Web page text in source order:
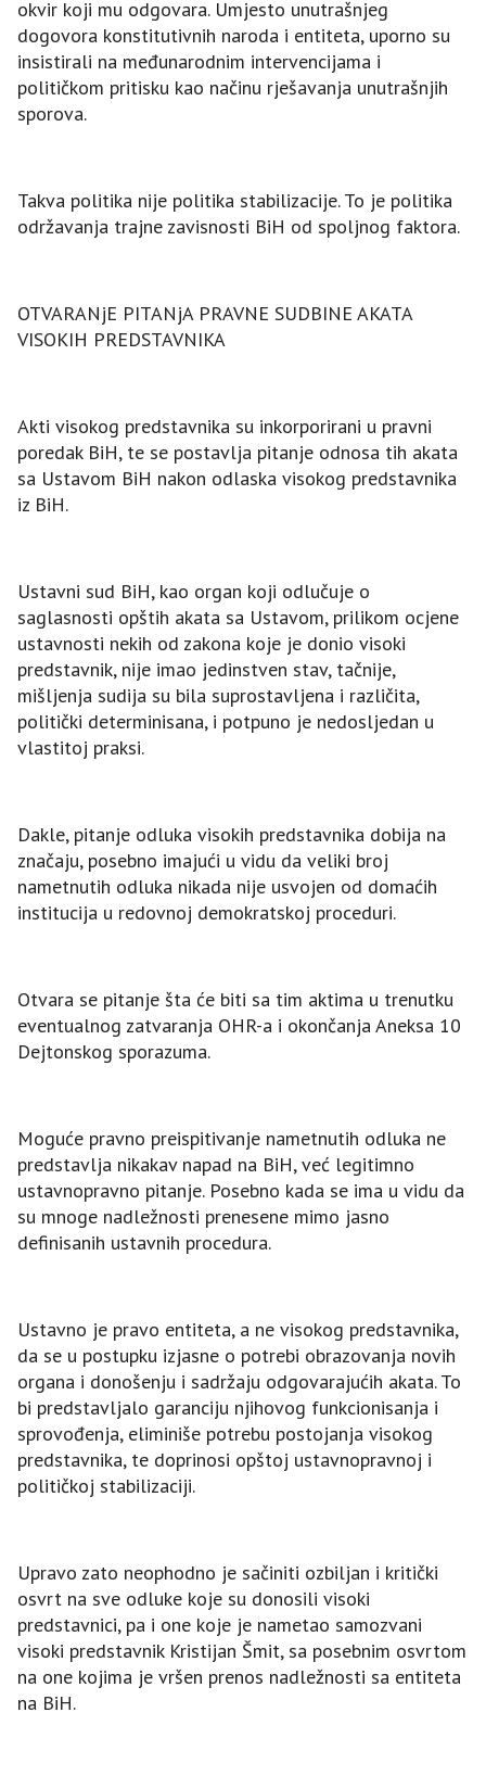
okvir koji mu odgovara. Umjesto unutrašnjeg
dogovora konstitutivnih naroda i entiteta, uporno su
insistirali na međunarodnim intervencijama i
političkom pritisku kao načinu rješavanja unutrašnjih
sporova.
Takva politika nije politika stabilizacije. To je politika
održavanja trajne zavisnosti BiH od spoljnog faktora.
OTVARANjE PITANjA PRAVNE SUDBINE AKATA
VISOKIH PREDSTAVNIKA
Akti visokog predstavnika su inkorporirani u pravni
poredak BiH, te se postavlja pitanje odnosa tih akata
sa Ustavom BiH nakon odlaska visokog predstavnika
iz BiH.
Ustavni sud BiH, kao organ koji odlučuje o
saglasnosti opštih akata sa Ustavom, prilikom ocjene
ustavnosti nekih od zakona koje je donio visoki
predstavnik, nije imao jedinstven stav, tačnije,
mišljenja sudija su bila suprostavljena i različita,
politički determinisana, i potpuno je nedosljedan u
vlastitoj praksi.
Dakle, pitanje odluka visokih predstavnika dobija na
značaju, posebno imajući u vidu da veliki broj
nametnutih odluka nikada nije usvojen od domaćih
institucija u redovnoj demokratskoj proceduri.
Otvara se pitanje šta će biti sa tim aktima u trenutku
eventualnog zatvaranja OHR-a i okončanja Aneksa 10
Dejtonskog sporazuma.
Moguće pravno preispitivanje nametnutih odluka ne
predstavlja nikakav napad na BiH, već legitimno
ustavnopravno pitanje. Posebno kada se ima u vidu da
su mnoge nadležnosti prenesene mimo jasno
definisanih ustavnih procedura.
Ustavno je pravo entiteta, a ne visokog predstavnika,
da se u postupku izjasne o potrebi obrazovanja novih
organa i donošenju i sadržaju odgovarajućih akata. To
bi predstavljalo garanciju njihovog funkcionisanja i
sprovođenja, eliminiše potrebu postojanja visokog
predstavnika, te doprinosi opštoj ustavnopravnoj i
političkoj stabilizaciji.
Upravo zato neophodno je sačiniti ozbiljan i kritički
osvrt na sve odluke koje su donosili visoki
predstavnici, pa i one koje je nametao samozvani
visoki predstavnik Kristijan Šmit, sa posebnim osvrtom
na one kojima je vršen prenos nadležnosti sa entiteta
na BiH.